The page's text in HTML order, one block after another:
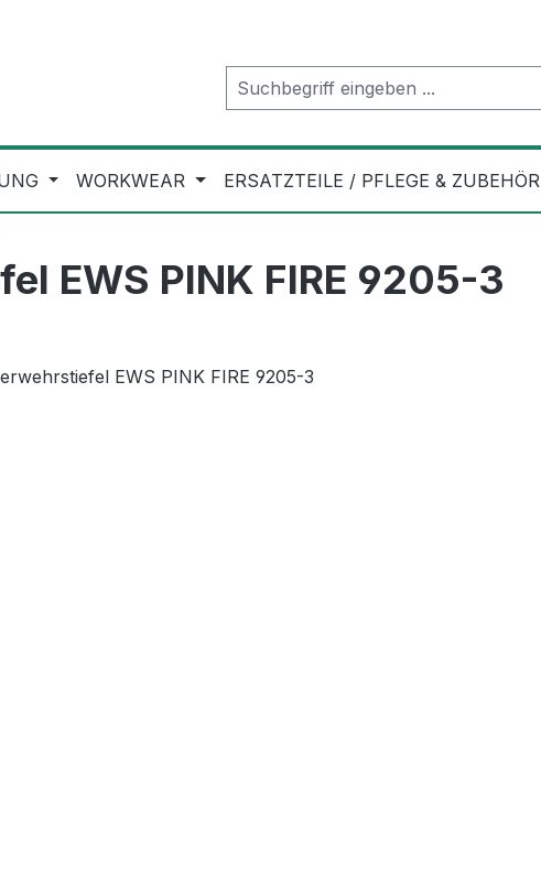
WORKWEAR ERSATZTEILE / PFLEGE & ZUBEHÖR
EWS PINK FIRE 9205-3